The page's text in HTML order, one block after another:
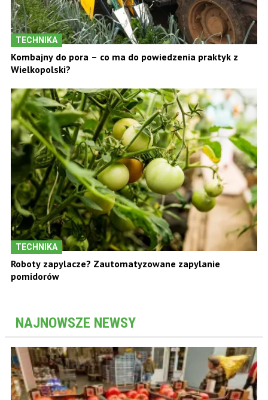
TECHNIKA
Kombajny do pora – co ma do powiedzenia praktyk z
Wielkopolski?
TECHNIKA
Roboty zapylacze? Zautomatyzowane zapylanie
pomidorów
NAJNOWSZE NEWSY